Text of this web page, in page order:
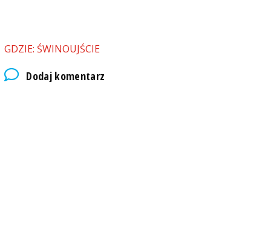
GDZIE: ŚWINOUJŚCIE
Dodaj komentarz